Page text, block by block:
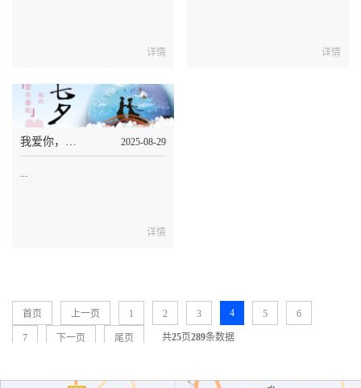
详情 详情
2025-08-29
详情
首页 上一页 1 2 3 4 5 6
7 下一页 尾页 共25页289条数据